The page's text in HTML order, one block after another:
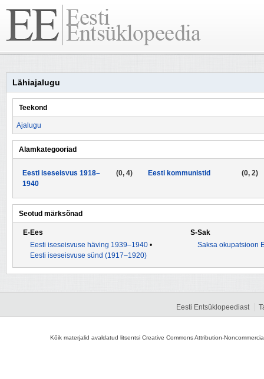
Lähiajalugu
Teekond
Ajalugu
Alamkategooriad
(0, 4)
Eesti iseseisvus 1918–
1940
(0, 2)
Eesti kommunistid
Seotud märksõnad
E-Ees
Eesti iseseisvuse häving 1939–1940 •
Eesti iseseisvuse sünd (1917–1920)
S-Sak
Saksa okupatsioon
Eesti Entsüklopeediast
Kõik materjalid avaldatud litsentsi Creative Commons Attribution-